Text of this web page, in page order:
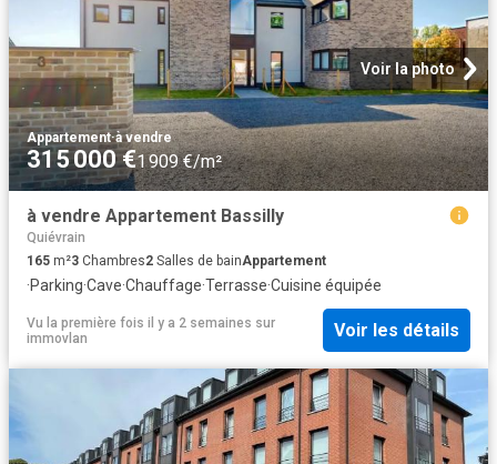
Voir la photo
Appartement·à vendre
315 000 €1 909 €/m²
à vendre Appartement Bassilly
Quiévrain
165 m²3 Chambres2 Salles de bainAppartement
·Parking·Cave·Chauffage·Terrasse·Cuisine équipée
Vu la première fois il y a 2 semaines sur
immovlan
Voir les détails